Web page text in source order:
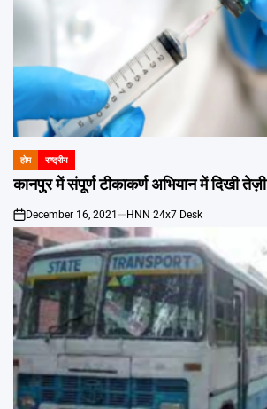
POSTED
IN
होम राष्ट्रीय
कानपुर में संपूर्ण टीकाकर्ण अभियान में दिखी तेज़ी
on
December 16, 2021 HNN 24x7 Desk